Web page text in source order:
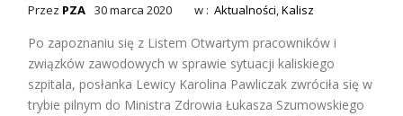
Przez PZA 30 marca 2020 w :Aktualności,Kalisz
Po zapoznaniu się z Listem Otwartym pracowników i
związków zawodowych w sprawie sytuacji kaliskiego
szpitala, posłanka Lewicy Karolina Pawliczak zwróciła się w
trybie pilnym do Ministra Zdrowia Łukasza Szumowskiego